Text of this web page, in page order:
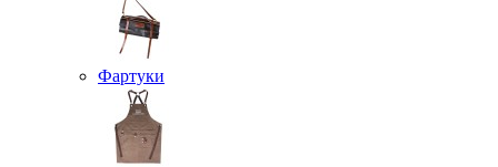
Фартуки